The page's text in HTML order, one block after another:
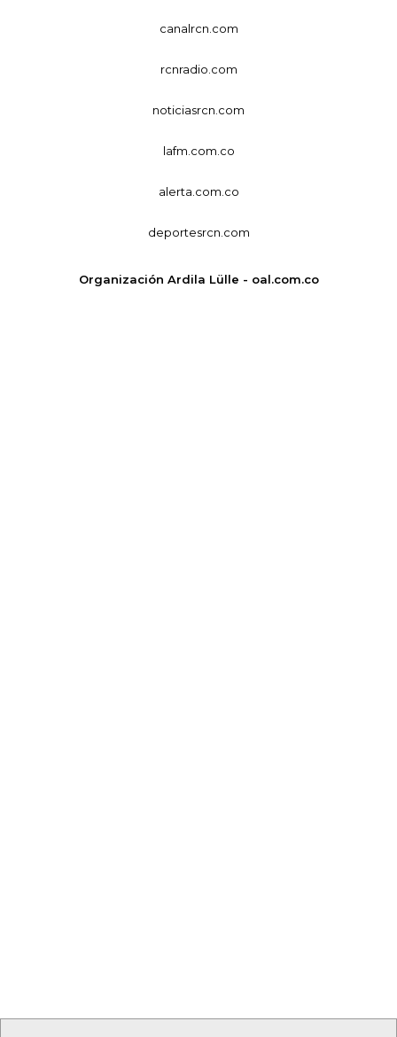
canalrcn.com
rcnradio.com
noticiasrcn.com
lafm.com.co
alerta.com.co
deportesrcn.com
Organización Ardila Lülle - oal.com.co